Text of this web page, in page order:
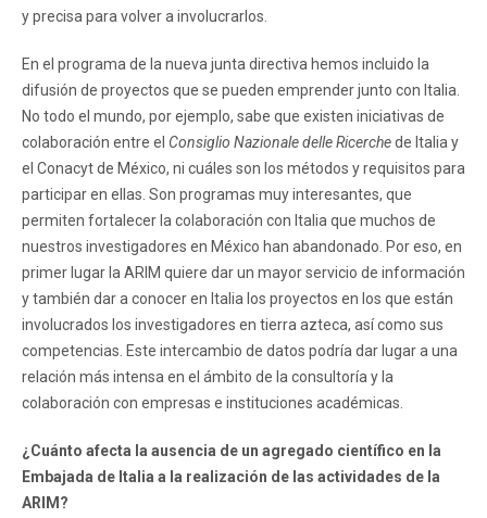
y precisa para volver a involucrarlos.
En el programa de la nueva junta directiva hemos incluido la
difusión de proyectos que se pueden emprender junto con Italia.
No todo el mundo, por ejemplo, sabe que existen iniciativas de
colaboración entre el Consiglio Nazionale delle Ricerchede Italia y
el Conacyt de México, ni cuáles son los métodos y requisitos para
participar en ellas. Son programas muy interesantes, que
permiten fortalecer la colaboración con Italia que muchos de
nuestros investigadores en México han abandonado. Por eso, en
primer lugar la ARIM quiere dar un mayor servicio de información
y también dar a conocer en Italia los proyectos en los que están
involucrados los investigadores en tierra azteca, así como sus
competencias. Este intercambio de datos podría dar lugar a una
relación más intensa en el ámbito de la consultoría y la
colaboración con empresas e instituciones académicas.
¿Cuánto afecta la ausencia de un agregado científico en la
Embajada de Italia a la realización de las actividades de la
ARIM?